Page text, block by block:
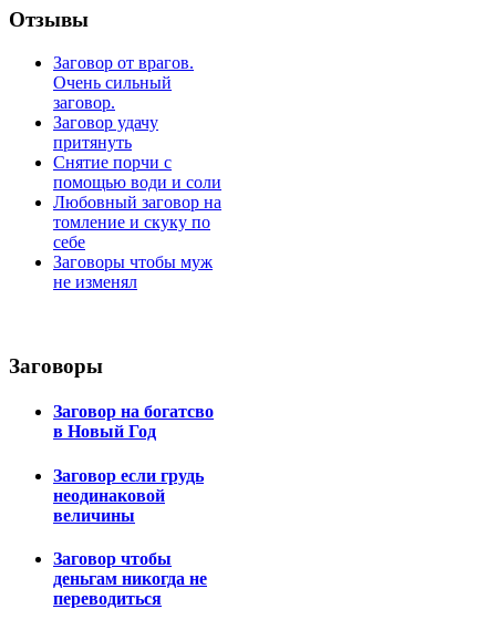
Отзывы
Заговор от врагов.
Очень сильный
заговор.
Заговор удачу
притянуть
Снятие порчи с
помощью води и соли
Любовный заговор на
томление и скуку по
себе
Заговоры чтобы муж
не изменял
Заговоры
Заговор на богатсво
в Новый Год
Заговор если грудь
неодинаковой
величины
Заговор чтобы
деньгам никогда не
переводиться